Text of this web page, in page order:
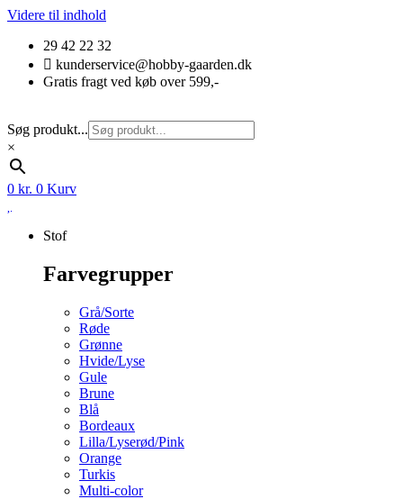
Videre til indhold
29 42 22 32
kunderservice@hobby-gaarden.dk
Gratis fragt ved køb over 599,-
Søg produkt...
×
0 kr. 0 Kurv
Stof
Farvegrupper
Grå/Sorte
Røde
Grønne
Hvide/Lyse
Gule
Brune
Blå
Bordeaux
Lilla/Lyserød/Pink
Orange
Turkis
Multi-color